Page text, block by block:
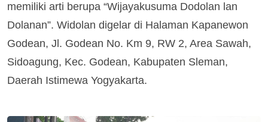
memiliki arti berupa “Wijayakusuma Dodolan lan
Dolanan”. Widolan digelar di Halaman Kapanewon
Godean, Jl. Godean No. Km 9, RW 2, Area Sawah,
Sidoagung, Kec. Godean, Kabupaten Sleman,
Daerah Istimewa Yogyakarta.